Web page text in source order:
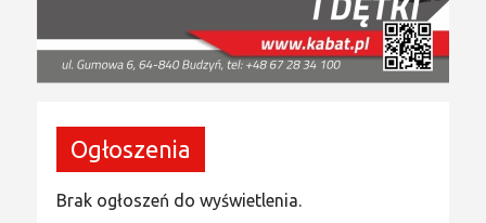
Ogłoszenia
Brak ogłoszeń do wyświetlenia.